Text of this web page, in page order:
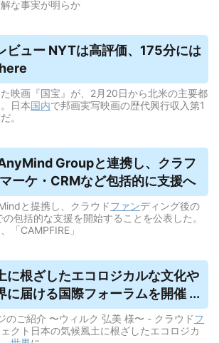
な事実が明らか
ビュー NYTは高評価、175分には
映画『国宝』が、2月20日から北米の主要都
日本国内で邦画実写映画の歴代興行収入第1
。
Groupと連携し、クラフ
ーケ・CRMなど包括的に支援へ
と提携し、クラウドファンディング後の
の包括的な支援を開始することを公表した。
「CAMPFIRE」
に根ざしたエコロジカルな文化や
に届ける国際フォーラムを開催 ...
のご紹介 〜ウィルク 弘美 様〜 - クラウドフ
クト日本の気候風土に根ざしたエコロジカ